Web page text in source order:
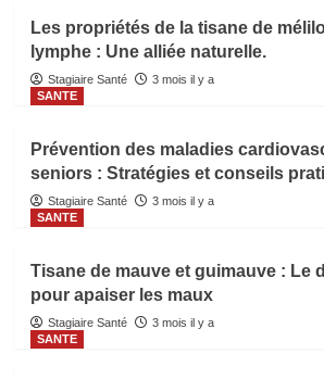
Les propriétés de la tisane de
lymphe : Une alliée naturelle.
Stagiaire Santé
3 mois il y a
SANTE
Prévention des maladies
seniors : Stratégies et conseils
Stagiaire Santé
3 mois il y a
SANTE
Tisane de mauve et guimauve : Le
pour apaiser les maux
Stagiaire Santé
3 mois il y a
SANTE